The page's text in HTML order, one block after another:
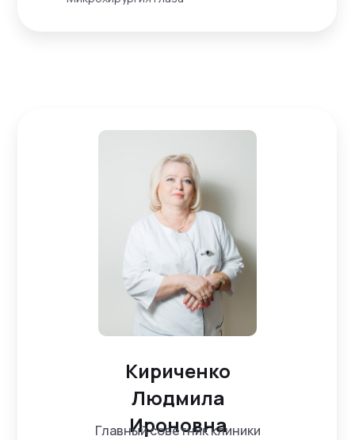
Кириченко
Людмила
Ироновна
Главный советник клиники